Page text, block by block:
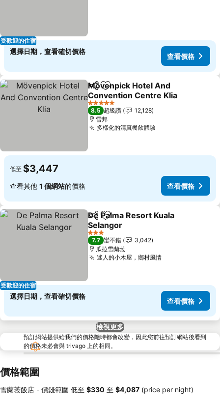
受歡迎的住宿
選擇日期，查看確切價格
查看價格
分享 加入我的最愛
Mövenpick Hotel And
Convention Centre Klia
5 星級
8.5 超級讚
12,128
雪邦
多樣化的清真餐飲體驗
低至 $3,447
查看其他 1 個網站的價格 查看價格
受歡迎的住宿
分享 加入我的最愛
De Palma Resort Kuala
Selangor
3 星級
7.7 蠻不錯
3,042
瓜拉雪蘭莪
迷人的小木屋，鄉村風情
選擇日期，查看確切價格
查看價格
檢視更多
預訂網站提供給我們的價格隨時都會改變，因此您前往預訂網站後看到
的價格未必會與 trivago 上的相同。
價格範圍
雪蘭莪飯店 - 價錢範圍 低至 ‎$330 至 ‎$4,087 (price per night)